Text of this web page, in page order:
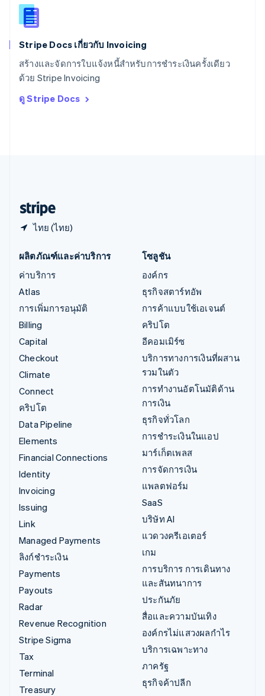
Stripe Docs เกี่ยวกับ Invoicing
สร้างและจัดการใบแจ้งหนี้สำหรับการชำระเงินครั้งเดียว
ด้วย Stripe Invoicing
ดู Stripe Docs
ไทย (ไทย)
English
สิงคโปร์
ออสเตรเลีย
ออสเตรีย
DeutschEnglish
ItalianoEnglish
ผลิตภัณฑ์และค่าบริการ
ค่าบริการ
Atlas
การเพิ่มการอนุมัติ
Billing
Capital
Checkout
Climate
Connect
คริปโต
Data Pipeline
Elements
Financial Connections
Identity
Invoicing
Issuing
Link
Managed Payments
ลิงก์ชำระเงิน
Payments
Payouts
Radar
Revenue Recognition
Stripe Sigma
Tax
Terminal
Treasury
โซลูชัน
องค์กร
ธุรกิจสตาร์ทอัพ
การค้าแบบใช้เอเจนต์
คริปโต
อีคอมเมิร์ซ
บริการทางการเงินที่ผสาน
รวมในตัว
การทำงานอัตโนมัติด้าน
การเงิน
ธุรกิจทั่วโลก
การชำระเงินในแอป
มาร์เก็ตเพลส
การจัดการเงิน
แพลตฟอร์ม
SaaS
บริษัท AI
แวดวงครีเอเตอร์
เกม
การบริการ การเดินทาง
และสันทนาการ
ประกันภัย
สื่อและความบันเทิง
องค์กรไม่แสวงผลกำไร
บริการเฉพาะทาง
ภาครัฐ
ธุรกิจค้าปลีก